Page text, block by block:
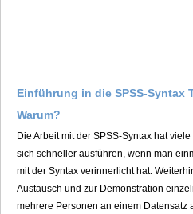
Einführung in die SPSS-Syntax
Warum?
Die Arbeit mit der SPSS-Syntax hat
sich schneller ausführen, wenn man
mit der Syntax verinnerlicht hat.
Austausch und zur Demonstration
mehrere Personen an einem Datensatz